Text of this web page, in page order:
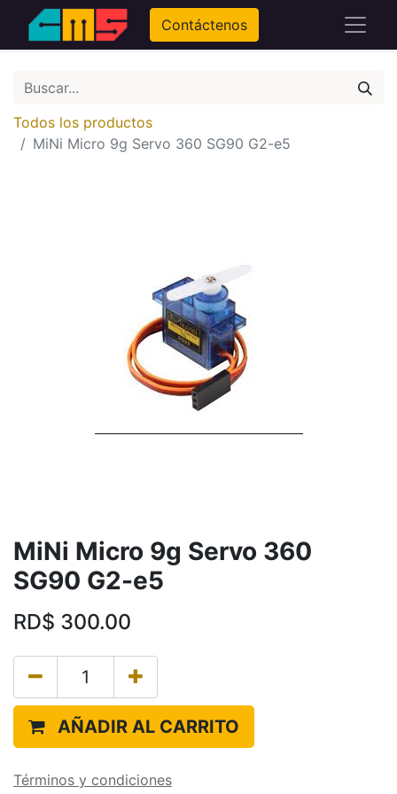
Contáctenos
Todos los productos
MiNi Micro 9g Servo 360 SG90 G2-e5
MiNi Micro 9g Servo 360
SG90 G2-e5
RD$ 300.00
AÑADIR AL CARRITO
Términos y condiciones